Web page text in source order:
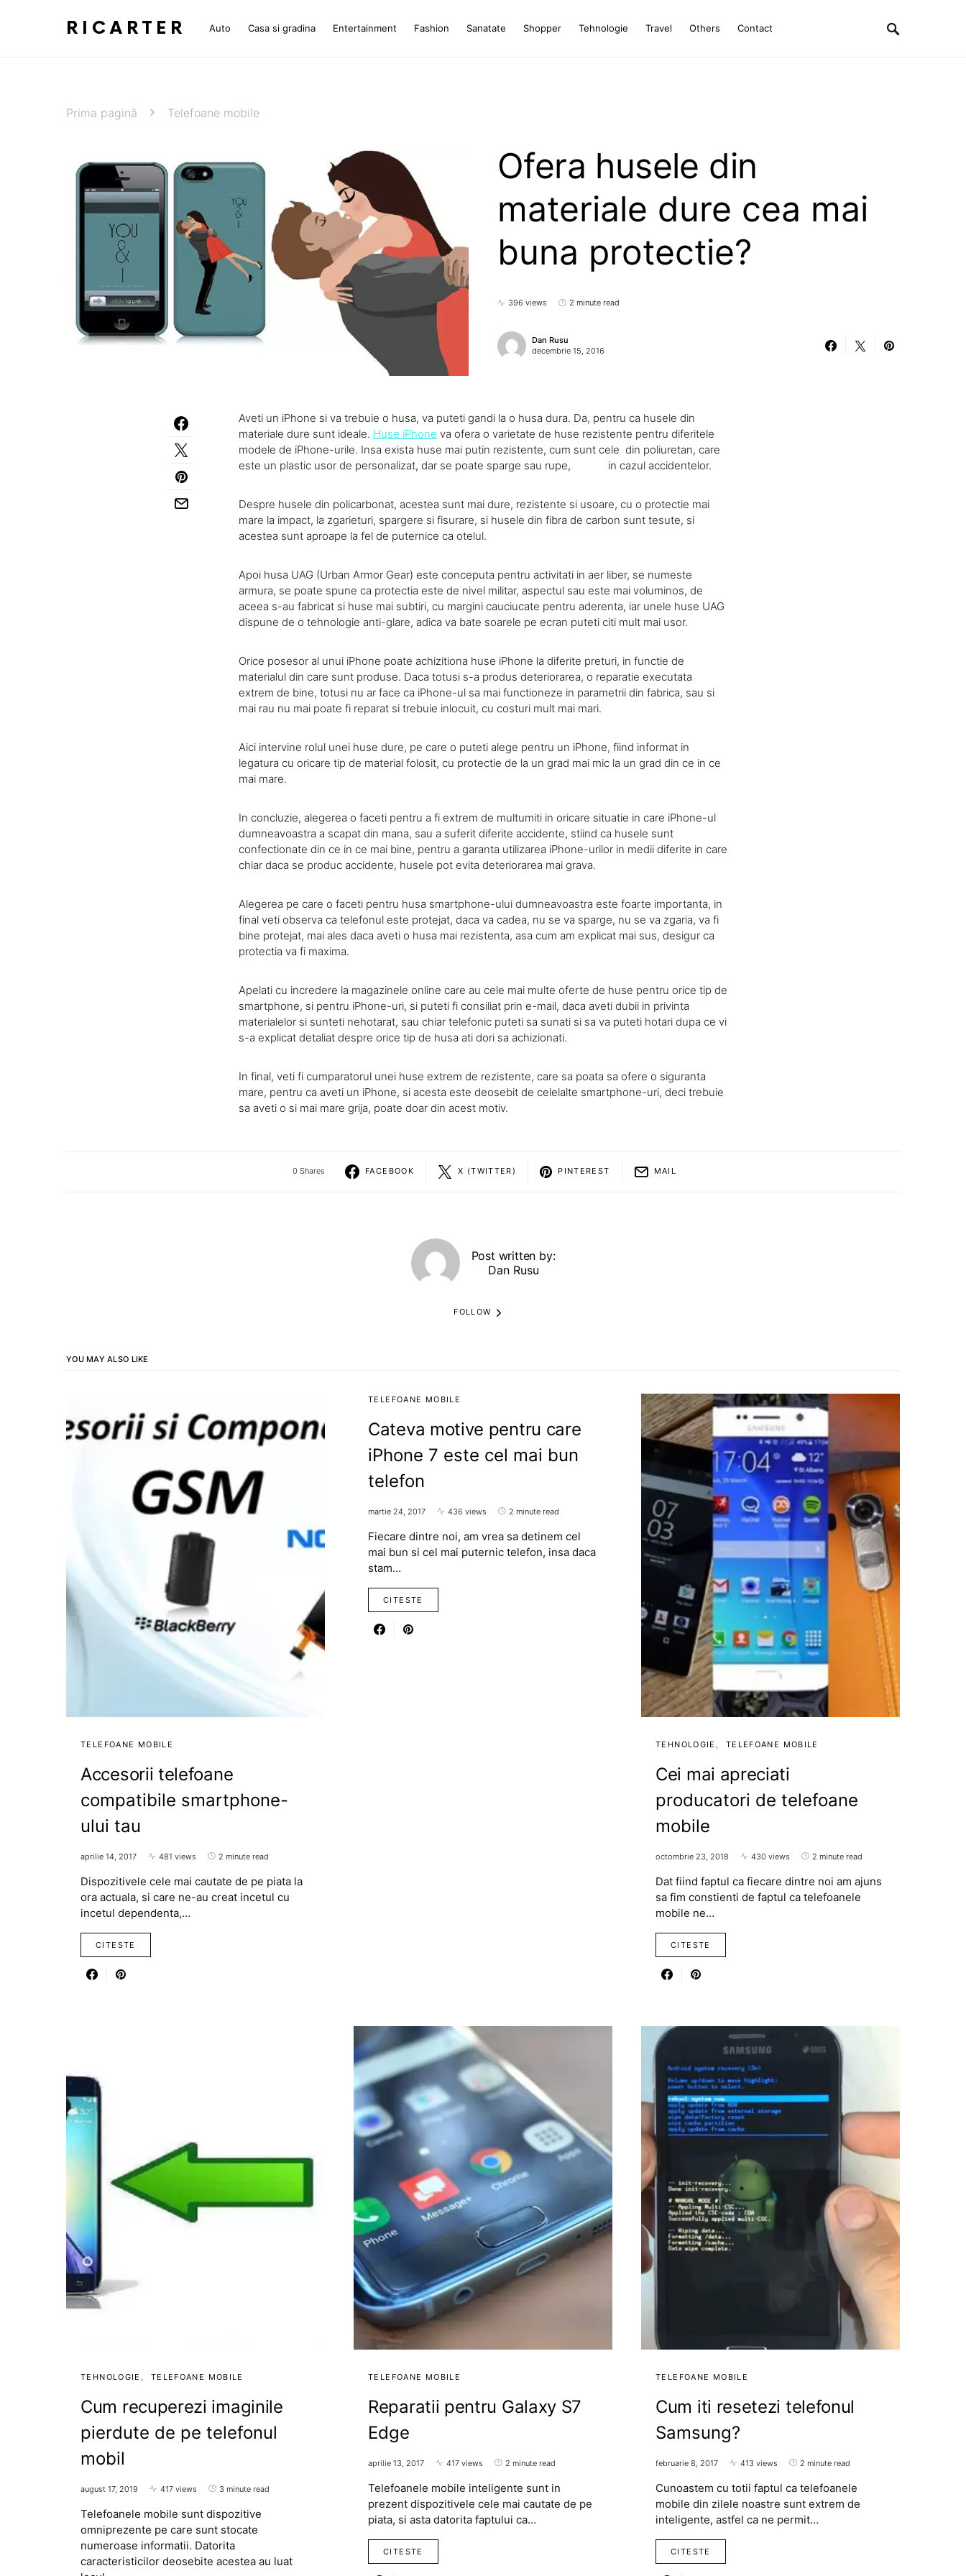
RICARTER Auto Casa si gradina Entertainment Fashion Sanatate Shopper Tehnologie Travel Others Contact
Prima pagină Telefoane mobile
Ofera husele din
materiale dure cea mai
buna protectie?
396 views 2 minute read
Dan Rusu
decembrie 15, 2016
Aveti un iPhone si va trebuie o husa, va puteti gandi la o husa dura. Da, pentru ca husele din
materiale dure sunt ideale. Huse iPhone va ofera o varietate de huse rezistente pentru diferitele
modele de iPhone-urile. Insa exista huse mai putin rezistente, cum sunt cele din poliuretan, care
este un plastic usor de personalizat, dar se poate sparge sau rupe, in cazul accidentelor.
Despre husele din policarbonat, acestea sunt mai dure, rezistente si usoare, cu o protectie mai
mare la impact, la zgarieturi, spargere si fisurare, si husele din fibra de carbon sunt tesute, si
acestea sunt aproape la fel de puternice ca otelul.
Apoi husa UAG (Urban Armor Gear) este conceputa pentru activitati in aer liber, se numeste
armura, se poate spune ca protectia este de nivel militar, aspectul sau este mai voluminos, de
aceea s-au fabricat si huse mai subtiri, cu margini cauciucate pentru aderenta, iar unele huse UAG
dispune de o tehnologie anti-glare, adica va bate soarele pe ecran puteti citi mult mai usor.
Orice posesor al unui iPhone poate achizitiona huse iPhone la diferite preturi, in functie de
materialul din care sunt produse. Daca totusi s-a produs deteriorarea, o reparatie executata
extrem de bine, totusi nu ar face ca iPhone-ul sa mai functioneze in parametrii din fabrica, sau si
mai rau nu mai poate fi reparat si trebuie inlocuit, cu costuri mult mai mari.
Aici intervine rolul unei huse dure, pe care o puteti alege pentru un iPhone, fiind informat in
legatura cu oricare tip de material folosit, cu protectie de la un grad mai mic la un grad din ce in ce
mai mare.
In concluzie, alegerea o faceti pentru a fi extrem de multumiti in oricare situatie in care iPhone-ul
dumneavoastra a scapat din mana, sau a suferit diferite accidente, stiind ca husele sunt
confectionate din ce in ce mai bine, pentru a garanta utilizarea iPhone-urilor in medii diferite in care
chiar daca se produc accidente, husele pot evita deteriorarea mai grava.
Alegerea pe care o faceti pentru husa smartphone-ului dumneavoastra este foarte importanta, in
final veti observa ca telefonul este protejat, daca va cadea, nu se va sparge, nu se va zgaria, va fi
bine protejat, mai ales daca aveti o husa mai rezistenta, asa cum am explicat mai sus, desigur ca
protectia va fi maxima.
Apelati cu incredere la magazinele online care au cele mai multe oferte de huse pentru orice tip de
smartphone, si pentru iPhone-uri, si puteti fi consiliat prin e-mail, daca aveti dubii in privinta
materialelor si sunteti nehotarat, sau chiar telefonic puteti sa sunati si sa va puteti hotari dupa ce vi
s-a explicat detaliat despre orice tip de husa ati dori sa achizionati.
In final, veti fi cumparatorul unei huse extrem de rezistente, care sa poata sa ofere o siguranta
mare, pentru ca aveti un iPhone, si acesta este deosebit de celelalte smartphone-uri, deci trebuie
sa aveti o si mai mare grija, poate doar din acest motiv.
0 Shares FACEBOOK X (TWITTER) PINTEREST MAIL
Post written by:
Dan Rusu
FOLLOW
YOU MAY ALSO LIKE
TELEFOANE MOBILE
Accesorii telefoane
compatibile smartphone-
ului tau
aprilie 14, 2017 481 views 2 minute read
Dispozitivele cele mai cautate de pe piata la
ora actuala, si care ne-au creat incetul cu
incetul dependenta,…
CITESTE
TELEFOANE MOBILE
Cateva motive pentru care
iPhone 7 este cel mai bun
telefon
martie 24, 2017 436 views 2 minute read
Fiecare dintre noi, am vrea sa detinem cel
mai bun si cel mai puternic telefon, insa daca
stam…
CITESTE
TEHNOLOGIE TELEFOANE MOBILE
Cei mai apreciati
producatori de telefoane
mobile
octombrie 23, 2018 430 views 2 minute read
Dat fiind faptul ca fiecare dintre noi am ajuns
sa fim constienti de faptul ca telefoanele
mobile ne…
CITESTE
TEHNOLOGIE TELEFOANE MOBILE
Cum recuperezi imaginile
pierdute de pe telefonul
mobil
august 17, 2019 417 views 3 minute read
Telefoanele mobile sunt dispozitive
omniprezente pe care sunt stocate
numeroase informatii. Datorita
caracteristicilor deosebite acestea au luat
TELEFOANE MOBILE
Reparatii pentru Galaxy S7
Edge
aprilie 13, 2017 417 views 2 minute read
Telefoanele mobile inteligente sunt in
prezent dispozitivele cele mai cautate de pe
piata, si asta datorita faptului ca…
CITESTE
TELEFOANE MOBILE
Cum iti resetezi telefonul
Samsung?
februarie 8, 2017 413 views 2 minute read
Cunoastem cu totii faptul ca telefoanele
mobile din zilele noastre sunt extrem de
inteligente, astfel ca ne permit…
CITESTE